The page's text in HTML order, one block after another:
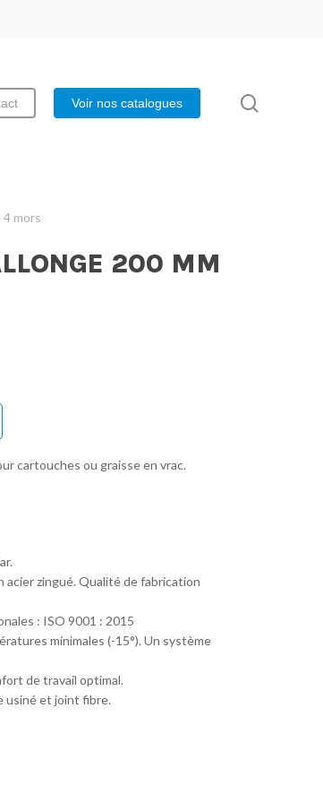
Voir nos catalogues
4 mors
200 MM
cartouches ou graisse en vrac.
zingué. Qualité de fabrication
: ISO 9001 : 2015
minimales (-15°). Un système
de travail optimal.
usiné et joint fibre.